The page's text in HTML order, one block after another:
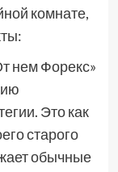
комнате,
нем Форекс»
Это как
старого
обычные